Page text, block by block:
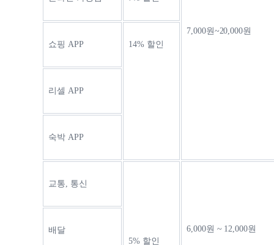
7,000원~20,000원
쇼핑 APP
14% 할인
리셀 APP
숙박 APP
교통, 통신
5% 할인
6,000원 ~ 12,000원
배달